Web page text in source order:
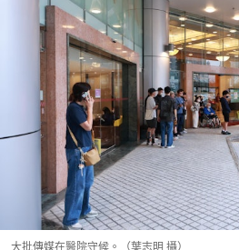
大批傳媒在醫院守候。（葉志明 攝）